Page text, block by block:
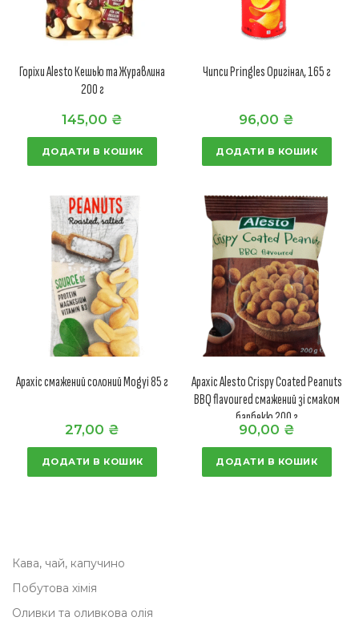
Горіхи Alesto Кешью та Журавлина
200 г
145,00 ₴
ДОДАТИ В КОШИК
Чипси Pringles Оригінал, 165 г
96,00 ₴
ДОДАТИ В КОШИК
Арахіс смажений солоний Mogyi 85 г
27,00 ₴
ДОДАТИ В КОШИК
Арахіс Alesto Crispy Coated Peanuts
BBQ flavoured смажений зі смаком
барбекю 200 г
90,00 ₴
ДОДАТИ В КОШИК
Кава, чай, капучино
Побутова хімія
Оливки та оливкова олія